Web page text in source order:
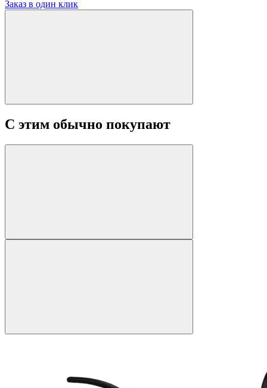
Заказ в один клик
С этим обычно покупают